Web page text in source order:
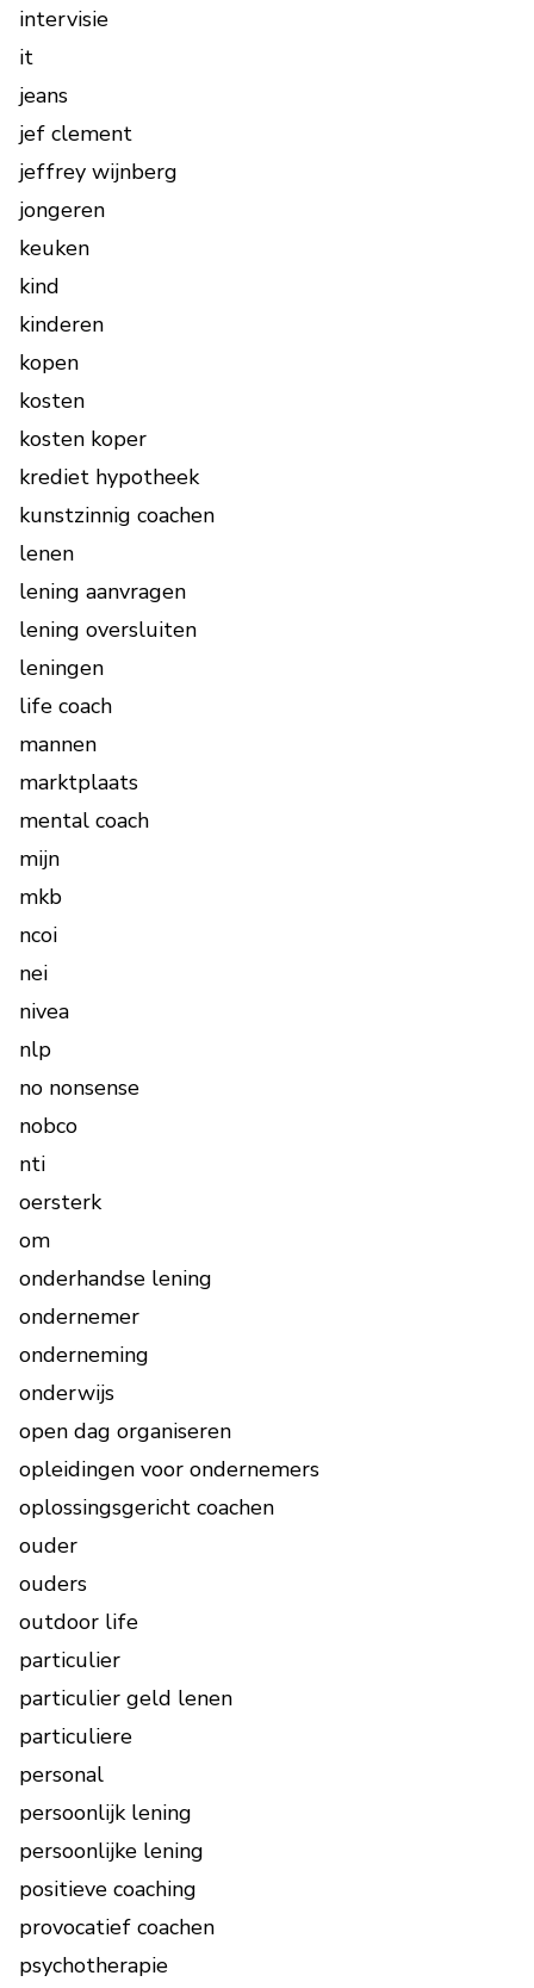
intervisie
it
jeans
jef clement
jeffrey wijnberg
jongeren
keuken
kind
kinderen
kopen
kosten
kosten koper
krediet hypotheek
kunstzinnig coachen
lenen
lening aanvragen
lening oversluiten
leningen
life coach
mannen
marktplaats
mental coach
mijn
mkb
ncoi
nei
nivea
nlp
no nonsense
nobco
nti
oersterk
om
onderhandse lening
ondernemer
onderneming
onderwijs
open dag organiseren
opleidingen voor ondernemers
oplossingsgericht coachen
ouder
ouders
outdoor life
particulier
particulier geld lenen
particuliere
personal
persoonlijk lening
persoonlijke lening
positieve coaching
provocatief coachen
psychotherapie